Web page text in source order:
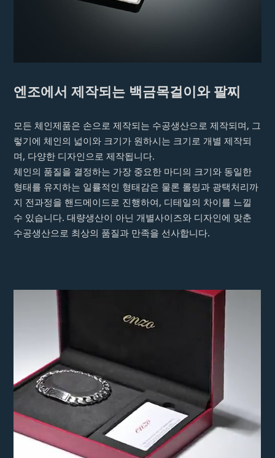
엔조에서 제작되는 백금목걸이와 팔찌
모든 체인제품은 손으로 제작되는 수공생산으로 제작되며, 그
렇기에 체인의 넓이와 크기가 원하시는 크기로 개별 제작되
며, 다양한 디자인으로 제작됩니다.
체인의 품질을 결정하는 가장 중요한 마디의 크기와 동일한
형태를 유지하는 일률적인 형태감은 물론 롤링과 광택처리까
지 전과정을 핸드메이드로 진행하여, 디테일의 차이를 느낄
수 있습니다. 대량생산이 아닌 개별사이즈와 디자인에 맞춘
수공생산으로 최상의 품질과 만족을 선사합니다.